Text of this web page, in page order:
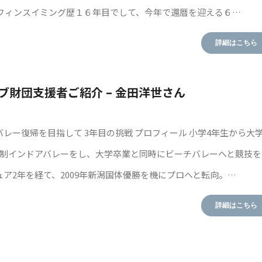
ィンスイミング歴１６年目でして、今年で還暦を迎える６…
詳細はこちら
財団支援者ご紹介 – 金田洋世さん
ー復帰を目指して 3年目の挑戦 プロフィール 小学4年生から大
インドアバレーをし、大学卒業と同時にビーチバレーへと競技
ア2年を経て、2009年新潟国体優勝を機にプロへと転向。…
詳細はこちら